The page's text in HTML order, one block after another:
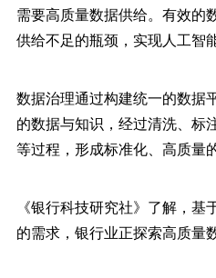
需要高质量数据供给。有效的
供给不足的瓶颈，实现人工智
数据治理通过构建统一的数据
的数据与知识，经过清洗、标
等过程，形成标准化、高质量
《银行科技研究社》了解，
的需求，银行业正探索高质量